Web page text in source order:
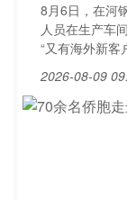
8月6日，在河
人员在生产车
“又有海外新客
2026-08-09